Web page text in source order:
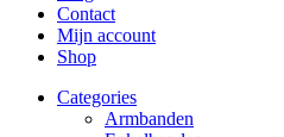
Contact
Mijn account
Shop
Categories
Armbanden